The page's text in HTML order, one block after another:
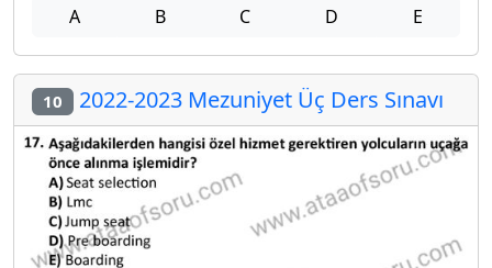
A B C D E
10 2022-2023 Mezuniyet Üç Ders Sınavı